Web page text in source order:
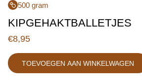
500 gram
KIPGEHAKTBALLETJES
€8,95
TOEVOEGEN AAN WINKELWAGEN